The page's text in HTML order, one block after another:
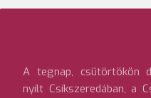
A tegnap, csütörtökön
nyílt Csíkszeredában, a